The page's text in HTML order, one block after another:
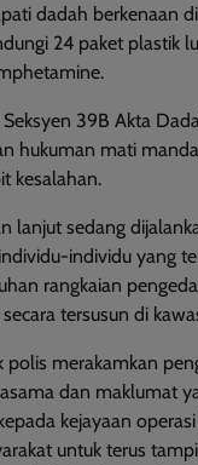
dadah berkenaan
24 paket plastik
39B Akta
hukuman mati
kesalahan.
lanjut sedang
individu yang
rangkaian
tersusun di
polis merakamkan
dan maklumat
kejayaan
untuk terus